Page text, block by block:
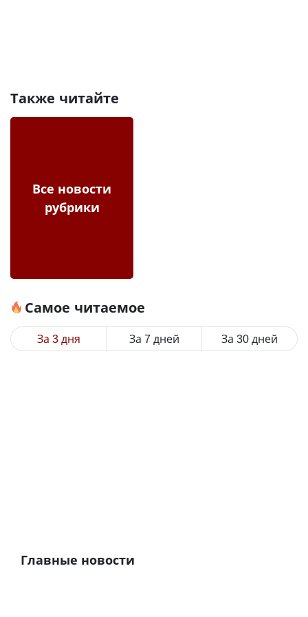
Также читайте
Все новости
рубрики
Самое читаемое
За 3 дня За 7 дней За 30 дней
Главные новости